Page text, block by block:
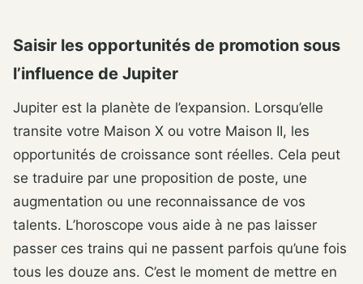
Saisir les opportunités de promotion sous
l’influence de Jupiter
Jupiter est la planète de l’expansion. Lorsqu’elle
transite votre Maison X ou votre Maison II, les
opportunités de croissance sont réelles. Cela peut
se traduire par une proposition de poste, une
augmentation ou une reconnaissance de vos
talents. L’horoscope vous aide à ne pas laisser
passer ces trains qui ne passent parfois qu’une fois
tous les douze ans. C’est le moment de mettre en